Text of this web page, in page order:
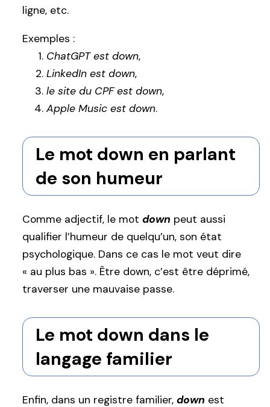
ligne, etc.
Exemples :
ChatGPT est down,
LinkedIn est down,
le site du CPF est down,
Apple Music est down.
Le mot down en parlant
de son humeur
Comme adjectif, le mot down peut aussi
qualifier l’humeur de quelqu’un, son état
psychologique. Dans ce cas le mot veut dire
« au plus bas ». Être down, c’est être déprimé,
traverser une mauvaise passe.
Le mot down dans le
langage familier
Enfin, dans un registre familier, down est